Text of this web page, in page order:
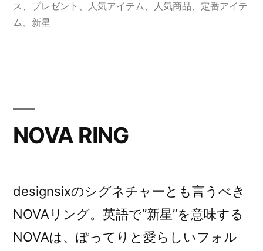
ス 、 プレゼント 、 人気アイテム、 人気商品、 定番アイテ
ム、 新星
NOVA RING
designsixのシグネチャーとも言うべき
NOVAリング。英語で”新星”を意味する
NOVAは、ぽってりと愛らしいフォル